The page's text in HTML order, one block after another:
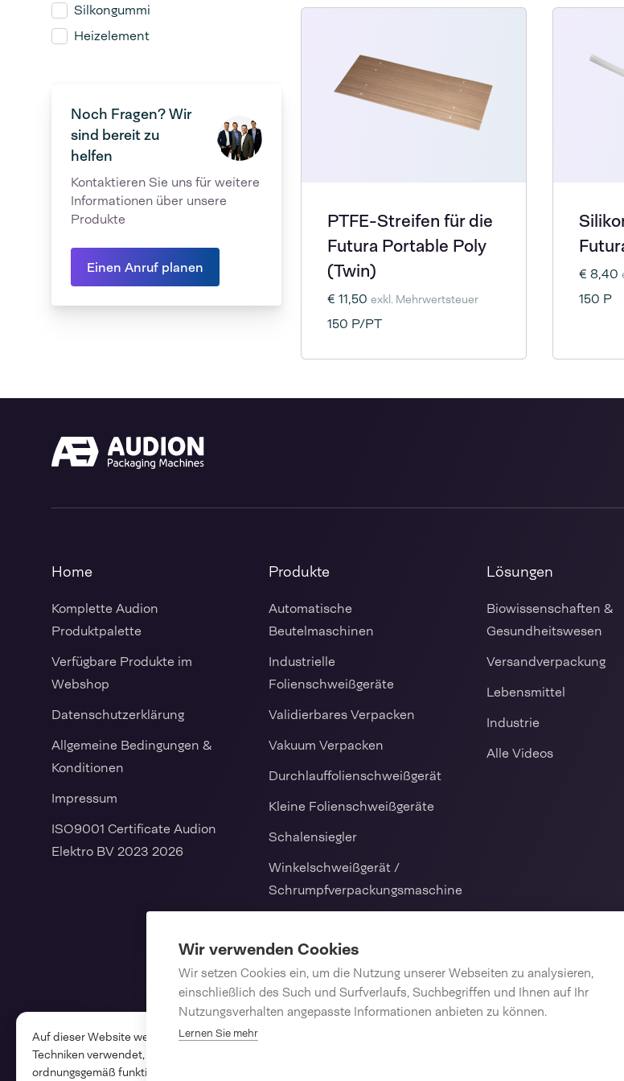
Wir verwenden Cookies
Wir setzen Cookies ein, um die Nutzung unserer Webseiten zu analysieren,
einschließlich des Such und Surfverlaufs, Suchbegriffen und Ihnen auf Ihr
Nutzungsverhalten angepasste Informationen anbieten zu können.
Lernen Sie mehr
Silkongummi
Heizelement
Noch Fragen? Wir
sind bereit zu
helfen
Kontaktieren Sie uns für weitere
Informationen über unsere
Produkte
Einen Anruf planen
PTFE-Streifen für die
Futura Portable Poly
(Twin)
€ 11,50 exkl. Mehrwertsteuer
150 P/PT
€ 8,40
150 P
Home
Komplette Audion
Produktpalette
Verfügbare Produkte im
Webshop
Datenschutzerklärung
Allgemeine Bedingungen &
Konditionen
Impressum
ISO9001 Certificate Audion
Elektro BV 2023 2026
Produkte
Automatische
Beutelmaschinen
Industrielle
Folienschweißgeräte
Validierbares Verpacken
Vakuum Verpacken
Durchlauffolienschweißgerät
Kleine Folienschweißgeräte
Schalensiegler
Winkelschweißgerät /
Schrumpfverpackungsmaschine
Schlauchbeutelmaschine
Verbrauchsmaterialien
Lösungen
Biowissenschaften &
Gesundheitswesen
Versandverpackung
Lebensmittel
Industrie
Alle Videos
Auf dieser Website werden Cookies und ähnliche
Techniken verwendet, damit die Website
ordnungsgemäß funktioniert und zur Analyse der